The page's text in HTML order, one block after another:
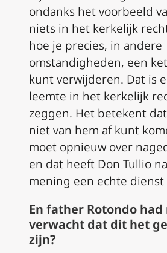
ondanks het voorbeeld
niets in het kerkelijk
hoe je precies, in andere
omstandigheden, een
kunt verwijderen. Dat is
leemte in het kerkelijk
zeggen. Het betekent
niet van hem af kunt
moet opnieuw over
en dat heeft Don Tullio
mening een echte dienst
En father Rotondo
verwacht dat dit het
zijn?